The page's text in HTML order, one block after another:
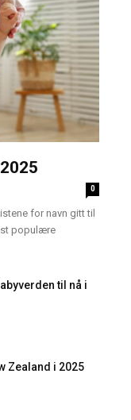
0
for navn gitt til
populære
til nå i
Zealand i 2025